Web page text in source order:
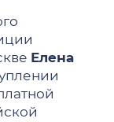
Елена